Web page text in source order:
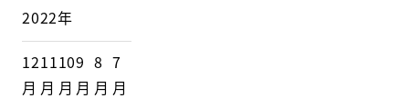
2022年
12
月
11
月
10
月
9
月
8
月
7
月